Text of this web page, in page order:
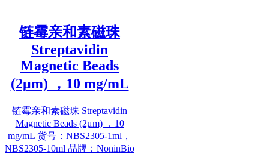
链霉亲和素磁珠
Streptavidin
Magnetic Beads
(2μm) ，10 mg/mL
链霉亲和素磁珠 Streptavidin
Magnetic Beads (2μm) ，10
mg/mL 货号：NBS2305-1ml，
NBS2305-10ml 品牌：NoninBio